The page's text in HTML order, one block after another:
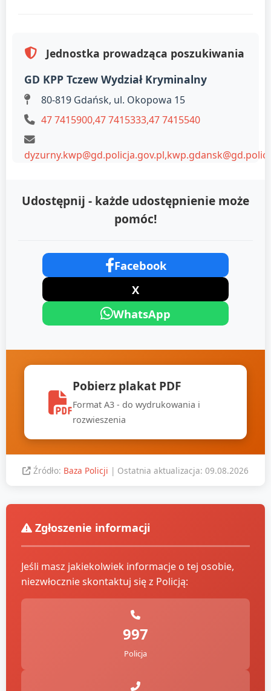
Jednostka prowadząca poszukiwania
GD KPP Tczew Wydział Kryminalny
80-819 Gdańsk, ul. Okopowa 15
47 7415900,47 7415333,47 7415540
Udostępnij - każde udostępnienie może
pomóc!
Facebook
X
WhatsApp
Pobierz plakat PDF
Format A3 - do wydrukowania i
rozwieszenia
Źródło: Baza Policji | Ostatnia aktualizacja: 09.08.2026
Zgłoszenie informacji
Jeśli masz jakiekolwiek informacje o tej osobie,
niezwłocznie skontaktuj się z Policją:
997
Policja